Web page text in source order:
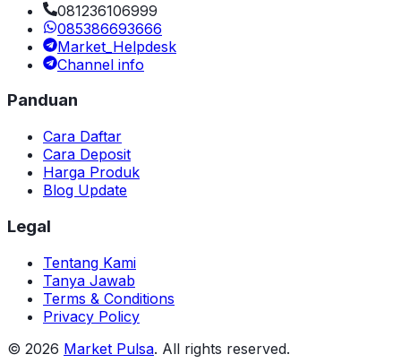
081236106999
085386693666
Market_Helpdesk
Channel info
Panduan
Cara Daftar
Cara Deposit
Harga Produk
Blog Update
Legal
Tentang Kami
Tanya Jawab
Terms & Conditions
Privacy Policy
© 2026 Market Pulsa. All rights reserved.